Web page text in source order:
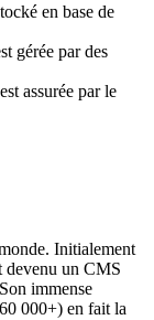
en base de
gérée par des
assurée par le
Initialement
devenu un CMS
immense
000+) en fait la